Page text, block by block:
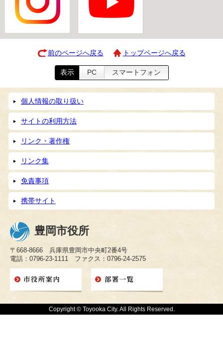
前のページへ戻る トップページへ戻る
表示 PC スマートフォン
個人情報の取り扱い
サイトの利用方法
リンク・著作権
リンク集
免責事項
携帯サイト
豊岡市役所
〒668-8666 兵庫県豊岡市中央町2番4号
電話：0796-23-1111 ファクス：0796-24-2575
Copyright © Toyooka City. All Rights Reserved.